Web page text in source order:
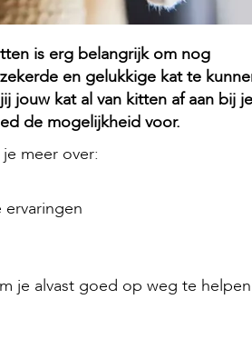
is erg belangrijk om nog
en gelukkige kat te
jouw kat al van kitten af aan bij
de mogelijkheid voor.
meer over:
je alvast goed op weg te